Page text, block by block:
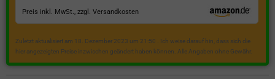
Preis inkl. MwSt., zzgl. Versandkosten
Zuletzt aktualisiert am 18. Dezember 2023 um 21:50 . Ich weise darauf hin, dass sich die
hier angezeigten Preise inzwischen geändert haben können. Alle Angaben ohne Gewähr.